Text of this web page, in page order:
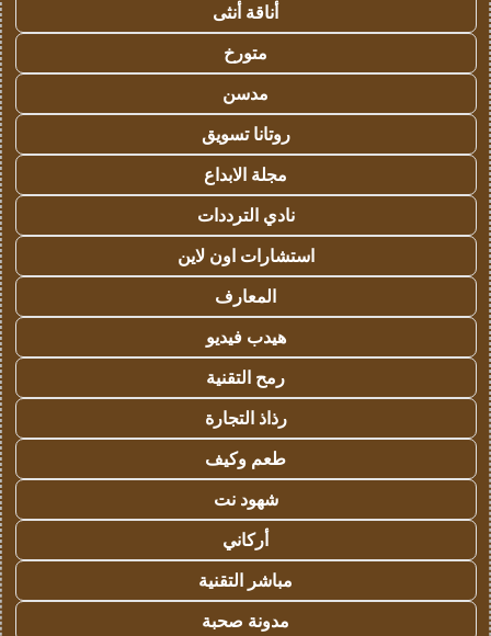
أناقة أنثى
متورخ
مدسن
روتانا تسويق
مجلة الابداع
نادي الترددات
استشارات اون لاين
المعارف
هيدب فيديو
رمح التقنية
رذاذ التجارة
طعم وكيف
شهود نت
أركاني
مباشر التقنية
مدونة صحبة